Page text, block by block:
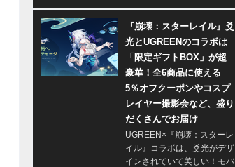
『崩壊：スターレイル』爻
光とUGREENのコラボは
「限定ギフトBOX」が超
豪華！全6商品に使える
5％オフクーポンやコスプ
レイヤー撮影会など、盛り
だくさんでお届け
UGREEN×『崩壊：スターレ
イル』コラボは、爻光がデザ
インされていて美しい！モバ